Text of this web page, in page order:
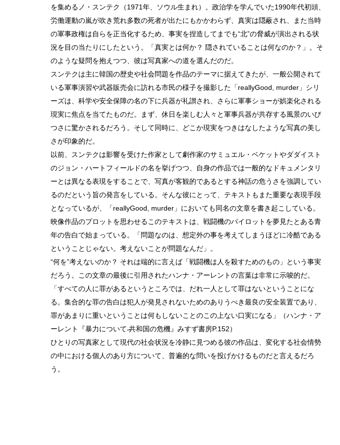
を集めるノ・スンテク（1971年、ソウル生まれ）。政治学を学んでいた1990年代初頭、
労働運動の嵐が吹き荒れ多数の死者が出たにもかかわらず、真実は隠蔽され、また当時
の軍事政権は自らを正当化するため、事実を捏造してまでも“北”の脅威が演出される状
況を目の当たりにしたという。「真実とは何か？ 隠されていることは何なのか？」。そ
のような疑問を抱えつつ、彼は写真家への道を選んだのだ。
スンテクは主に韓国の歴史や社会問題を作品のテーマに据えてきたが、一般公開されて
いる軍事演習や武器販売会に訪れる市民の様子を撮影した「reallyGood, murder」シリ
ーズは、科学や安全保障の名の下に兵器が礼讃され、さらに軍事ショーが娯楽化される
現実に焦点を当てたものだ。まず、休日を楽しむ人々と軍事兵器が共存する風景のいび
つさに驚かされるだろう。そして同時に、どこか現実をつきはなしたような写真の美し
さが印象的だ。
以前、スンテクは影響を受けた作家として劇作家のサミュエル・ベケットやダダイスト
のジョン・ハートフィールドの名を挙げつつ、自身の作品では一般的なドキュメンタリ
ーとは異なる表現をすることで、写真が客観的であるとする神話の危うさを強調してい
るのだという旨の発言をしている。そんな彼にとって、テキストもまた重要な表現手段
となっているが、「reallyGood, murder」においても同名の文章を書き起こしている。
映像作品のプロットを思わせるこのテキストは、戦闘機のパイロットを夢見たとある青
年の告白で始まっている。「問題なのは、想定外の事を考えてしまうほどに冷酷である
ということじゃない。考えないことが問題なんだ」。
“何を”考えないのか？ それは端的に言えば「戦闘機は人を殺すためのもの」という事実
だろう。この文章の最後に引用されたハンナ・アーレントの言葉は非常に示唆的だ。
「すべての人に罪があるというところでは、だれ一人として罪はないということにな
る。集合的な罪の告白は犯人が発見されないためのありうべき最良の安全装置であり、
罪があまりに重いということは何もしないことのこの上ない口実になる」（ハンナ・ア
ーレント『暴力について ̶共和国の危機』みすず書房P.152）
ひとりの写真家として現代の社会状況を冷静に見つめる彼の作品は、変化する社会情勢
の中における個人のあり方について、普遍的な問いを投げかけるものだと言えるだろ
う。